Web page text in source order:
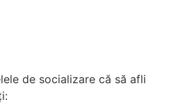
de socializare că să afli